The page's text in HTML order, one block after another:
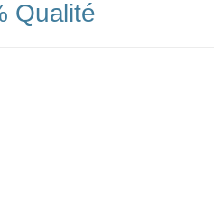
Qualité